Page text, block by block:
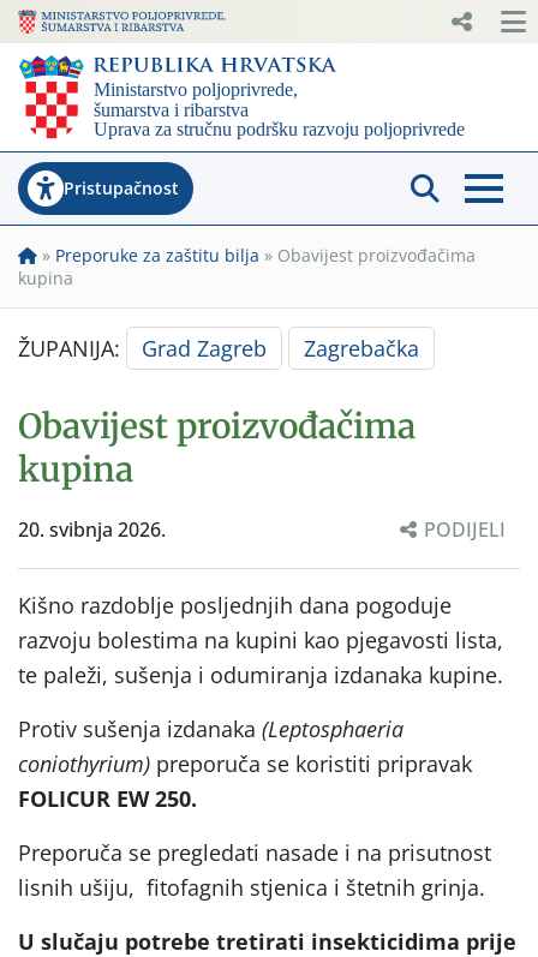
Pristupačnost
» Preporuke za zaštitu bilja » Obavijest proizvođačima
kupina
ŽUPANIJA: Grad Zagreb Zagrebačka
Obavijest proizvođačima
kupina
20. svibnja 2026. PODIJELI
Kišno razdoblje posljednjih dana pogoduje
razvoju bolestima na kupini kao pjegavosti lista,
te paleži, sušenja i odumiranja izdanaka kupine.
Protiv sušenja izdanaka (Leptosphaeria
coniothyrium) preporuča se koristiti pripravak
FOLICUR EW 250.
Preporuča se pregledati nasade i na prisutnost
lisnih ušiju, fitofagnih stjenica i štetnih grinja.
U slučaju potrebe tretirati insekticidima prije